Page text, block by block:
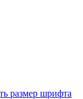
размер шрифта